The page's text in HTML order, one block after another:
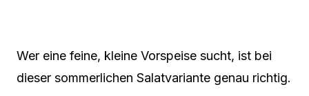
Wer eine feine, kleine Vorspeise sucht, ist bei
dieser sommerlichen Salatvariante genau richtig.